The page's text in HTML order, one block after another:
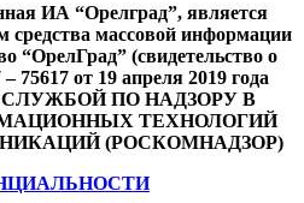
ИА “Орелград”, является
массовой информации
“ОрелГрад” (свидетельство о
от 19 апреля 2019 года
СЛУЖБОЙ ПО НАДЗОРУ В
ТЕХНОЛОГИЙ
(РОСКОМНАДЗОР)